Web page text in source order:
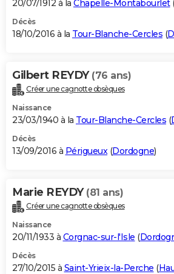
20/07/1912 à la Chapelle-Montabourlet(
Décès
18/10/2016 à la Tour-Blanche-Cercles (
Gilbert REYDY (76 ans)
Créer une cagnotte obsèques
Naissance
23/03/1940 à la Tour-Blanche-Cercles (
Décès
13/09/2016 à Périgueux(Dordogne)
Marie REYDY (81 ans)
Créer une cagnotte obsèques
Naissance
20/11/1933 à Corgnac-sur-l'Isle (
Décès
27/10/2015 à Saint-Yrieix-la-Perche (